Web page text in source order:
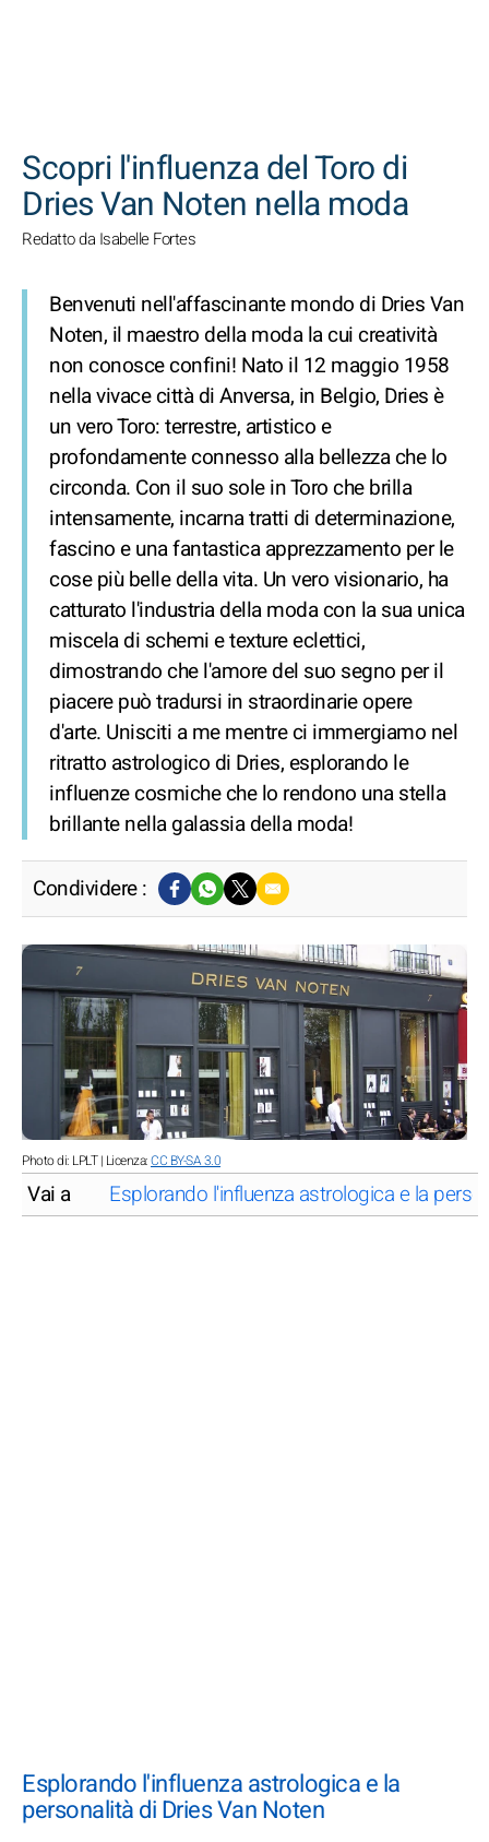
Scopri l'influenza del Toro di
Dries Van Noten nella moda
Redatto da Isabelle Fortes
Benvenuti nell'affascinante mondo di Dries Van
Noten, il maestro della moda la cui creatività
non conosce confini! Nato il 12 maggio 1958
nella vivace città di Anversa, in Belgio, Dries è
un vero Toro: terrestre, artistico e
profondamente connesso alla bellezza che lo
circonda. Con il suo sole in Toro che brilla
intensamente, incarna tratti di determinazione,
fascino e una fantastica apprezzamento per le
cose più belle della vita. Un vero visionario, ha
catturato l'industria della moda con la sua unica
miscela di schemi e texture eclettici,
dimostrando che l'amore del suo segno per il
piacere può tradursi in straordinarie opere
d'arte. Unisciti a me mentre ci immergiamo nel
ritratto astrologico di Dries, esplorando le
influenze cosmiche che lo rendono una stella
brillante nella galassia della moda!
Condividere :
Photo di: LPLT | Licenza:CC BY-SA 3.0
Vai a Esplorando l'influenza astrologica e la
Esplorando l'influenza astrologica e la
personalità di Dries Van Noten